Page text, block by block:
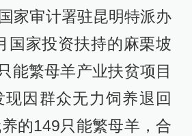
家审计署驻昆明特派办
国家投资扶持的麻栗坡
能繁母羊产业扶贫项目
因群众无力饲养退回
的149只能繁母羊，合